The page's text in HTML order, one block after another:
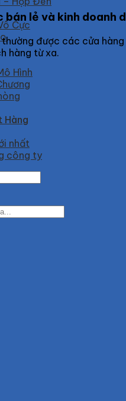
Cực
Hình
Hàng
nhất
công ty
bán lẻ và kinh doanh
được các cửa
hàng từ xa.